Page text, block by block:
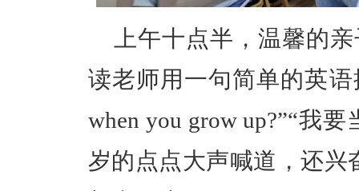
上午十点半，温馨的
读老师用一句简单的英语
when you grow up?”“我
岁的点点大声喊道，还兴